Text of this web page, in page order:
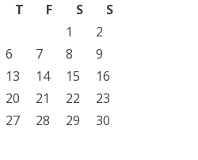
T F S
S
1
2
6 7 8
9
13 14 15
16
20 21 22
23
27 28 29
30